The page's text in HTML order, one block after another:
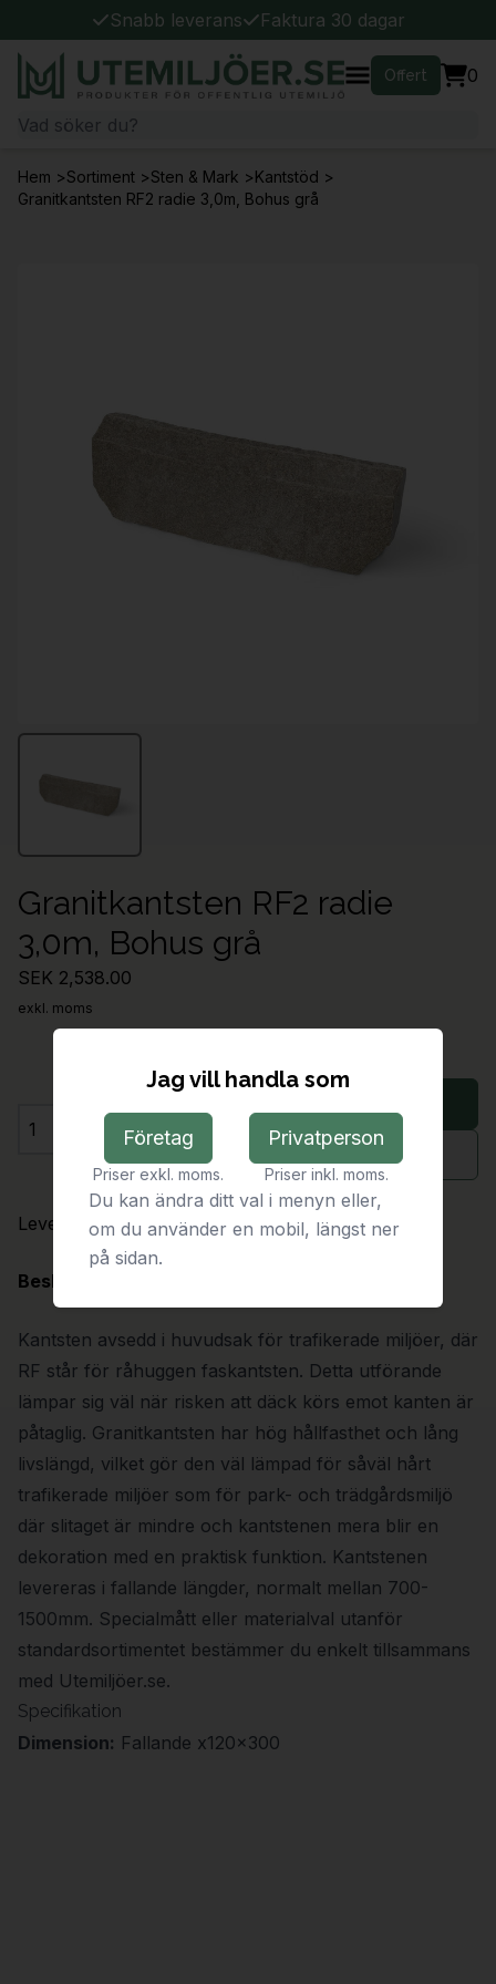
Snabb leverans Faktura 30 dagar
Offert 0
Hem >Sortiment >Sten & Mark >Kantstöd >
Granitkantsten RF2 radie 3,0m, Bohus grå
Granitkantsten RF2 radie
3,0m, Bohus grå
SEK 2,538.00
exkl. moms
Antal
Begär offert
Leveranstid: På förfrågan
Beskrivning
Kantsten avsedd i huvudsak för trafikerade miljöer, där
RF står för råhuggen faskantsten. Detta utförande
lämpar sig väl när risken att däck körs emot kanten är
påtaglig. Granitkantsten har hög hållfasthet och lång
livslängd, vilket gör den väl lämpad för såväl hårt
trafikerade miljöer som för park- och trädgårdsmiljö
där slitaget är mindre och kantstenen mera blir en
dekoration med en praktisk funktion. Kantstenen
levereras i fallande längder, normalt mellan 700-
1500mm. Specialmått eller materialval utanför
standardsortimentet bestämmer du enkelt tillsammans
med Utemiljöer.se.
Specifikation
Dimension: Fallande x120x300
Jag vill handla som
Företag
Priser exkl. moms.
Privatperson
Priser inkl. moms.
Du kan ändra ditt val i menyn eller,
om du använder en mobil, längst ner
på sidan.